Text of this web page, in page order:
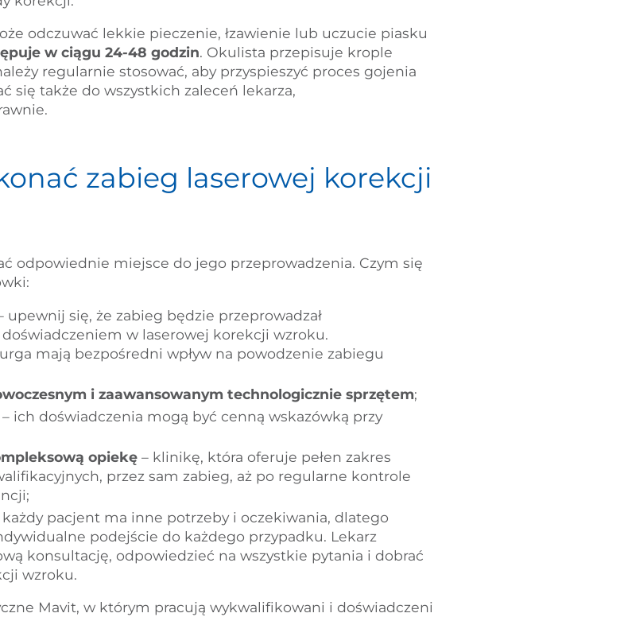
odczuwać lekkie pieczenie, łzawienie lub uczucie piasku
w ciągu 24-48 godzin. Okulista przepisuje krople
regularnie stosować, aby przyspieszyć proces gojenia
się także do wszystkich zaleceń lekarza,
zabieg laserowej korekcji
odpowiednie miejsce do jego przeprowadzenia. Czym się
upewnij się, że zabieg będzie przeprowadzał
w laserowej korekcji wzroku.
mają bezpośredni wpływ na powodzenie zabiegu
i zaawansowanym technologicznie sprzętem;
ich doświadczenia mogą być cenną wskazówką przy
opiekę– klinikę, która oferuje pełen zakres
przez sam zabieg, aż po regularne kontrole
pacjent ma inne potrzeby i oczekiwania, dlatego
podejście do każdego przypadku. Lekarz
konsultację, odpowiedzieć na wszystkie pytania i dobrać
wzroku.
Mavit, w którym pracują wykwalifikowani i doświadczeni